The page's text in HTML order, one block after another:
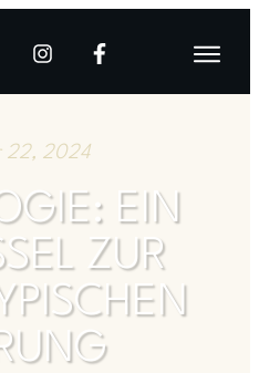
22, 2024
EIN
ZUR